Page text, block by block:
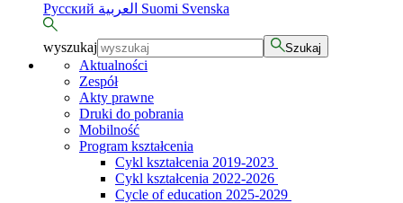
Русский
Suomi Svenska
wyszukaj Szukaj
Aktualności
Zespół
Akty prawne
Druki do pobrania
Mobilność
Program kształcenia
Cykl kształcenia 2019-2023
Cykl kształcenia 2022-2026
Cycle of education 2025-2029